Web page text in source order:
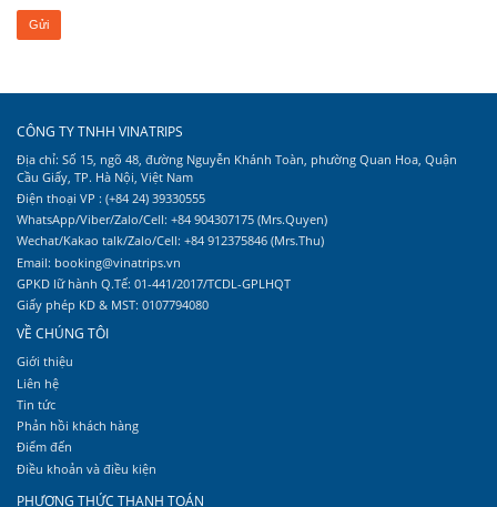
CÔNG TY TNHH VINATRIPS
Địa chỉ: Số 15, ngõ 48, đường Nguyễn Khánh Toàn, phường Quan Hoa, Quận
Cầu Giấy, TP. Hà Nội, Việt Nam
Điện thoại VP : (+84 24) 39330555
WhatsApp/Viber/Zalo/Cell: +84 904307175 (Mrs.Quyen)
Wechat/Kakao talk/Zalo/Cell: +84 912375846 (Mrs.Thu)
Email: booking@vinatrips.vn
GPKD lữ hành Q.Tế: 01-441/2017/TCDL-GPLHQT
Giấy phép KD & MST: 0107794080
VỀ CHÚNG TÔI
Giới thiệu
Liên hệ
Tin tức
Phản hồi khách hàng
Điểm đến
Điều khoản và điều kiện
PHƯƠNG THỨC THANH TOÁN